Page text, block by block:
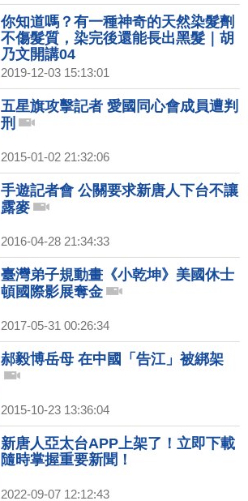
你知道嗎？有一種神奇的天然染髮劑
不傷髮質，染完後還能長出黑髮｜胡
乃文開講04
2019-12-03 15:13:01
五星旗攻擊記者 愛國同心會成員遭判
刑
2015-01-02 21:32:06
手遊記者會 公關要求新唐人下台不讓
露麥
2016-04-28 21:34:33
臺灣弟子規動畫《小乾坤》美國休士
頓國際影展奪金
2017-05-31 00:26:34
郝毅博岳母 在中國「告江」被綁架
2015-10-23 13:36:04
新唐人亞太台APP上架了！立即下載
隨時掌握重要新聞！
2022-09-07 12:12:43